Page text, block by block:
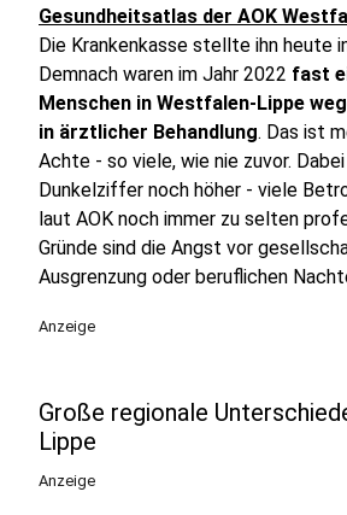
Gesundheitsatlas der AOK
Die Krankenkasse stellte ihn heute
Demnach waren im Jahr 2022 fast
Menschen in Westfalen-Lippe
in ärztlicher Behandlung. Das ist
Achte - so viele, wie nie zuvor.
Dunkelziffer noch höher - viele
laut AOK noch immer zu selten
Gründe sind die Angst vor
Ausgrenzung oder beruflichen
Anzeige
Große regionale
Lippe
Anzeige